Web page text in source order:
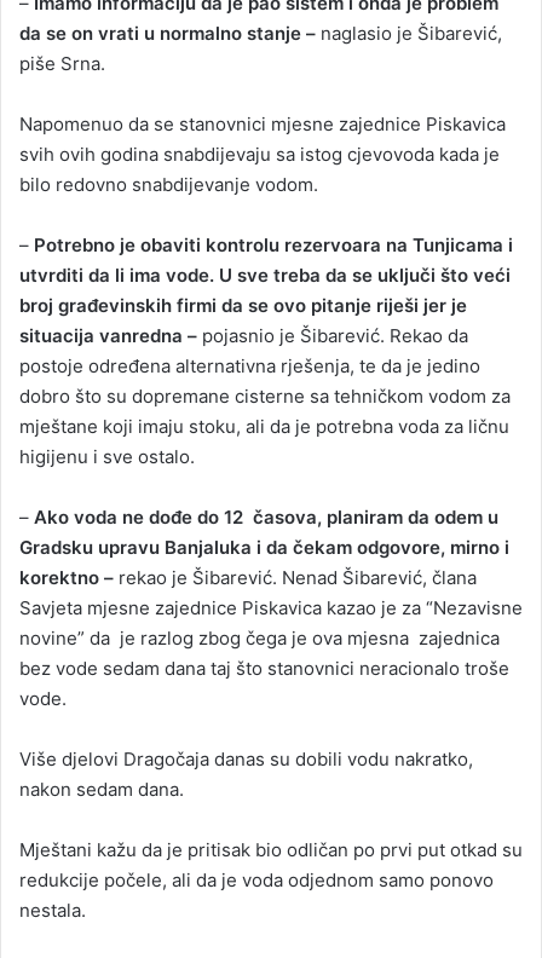
da se on vrati u normalno stanje – naglasio je Šibarević,
piše Srna.
Napomenuo da se stanovnici mjesne zajednice Piskavica
svih ovih godina snabdijevaju sa istog cjevovoda kada je
bilo redovno snabdijevanje vodom.
– Potrebno je obaviti kontrolu rezervoara na Tunjicama i
utvrditi da li ima vode. U sve treba da se uključi što veći
broj građevinskih firmi da se ovo pitanje riješi jer je
situacija vanredna – pojasnio je Šibarević. Rekao da
postoje određena alternativna rješenja, te da je jedino
dobro što su dopremane cisterne sa tehničkom vodom za
mještane koji imaju stoku, ali da je potrebna voda za ličnu
higijenu i sve ostalo.
– Ako voda ne dođe do 12 časova, planiram da odem u
Gradsku upravu Banjaluka i da čekam odgovore, mirno i
korektno – rekao je Šibarević. Nenad Šibarević, člana
Savjeta mjesne zajednice Piskavica kazao je za “Nezavisne
novine” da je razlog zbog čega je ova mjesna zajednica
bez vode sedam dana taj što stanovnici neracionalo troše
vode.
Više djelovi Dragočaja danas su dobili vodu nakratko,
nakon sedam dana.
Mještani kažu da je pritisak bio odličan po prvi put otkad su
redukcije počele, ali da je voda odjednom samo ponovo
nestala.